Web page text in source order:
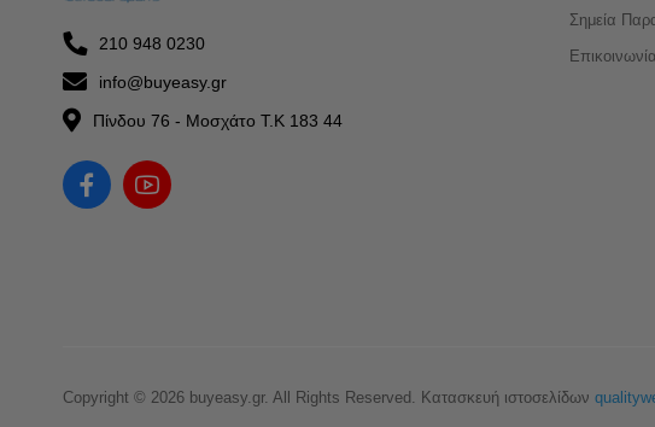
210 948 0230
info@buyeasy.gr
Πίνδου 76 - Μοσχάτο Τ.Κ 183 44
Σημεία
Επικοινωνία
Copyright © 2026 buyeasy.gr. All Rights Reserved. Κατασκευή ιστοσελίδων